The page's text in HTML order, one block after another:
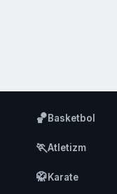
🏀Basketbol
🏃Atletizm
🥋Karate